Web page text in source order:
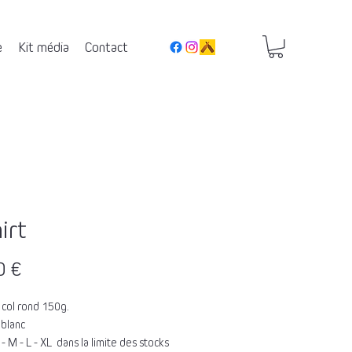
Kit média Contact
€Prix
rond 150g.
- M - L - XL dans la limite des stocks